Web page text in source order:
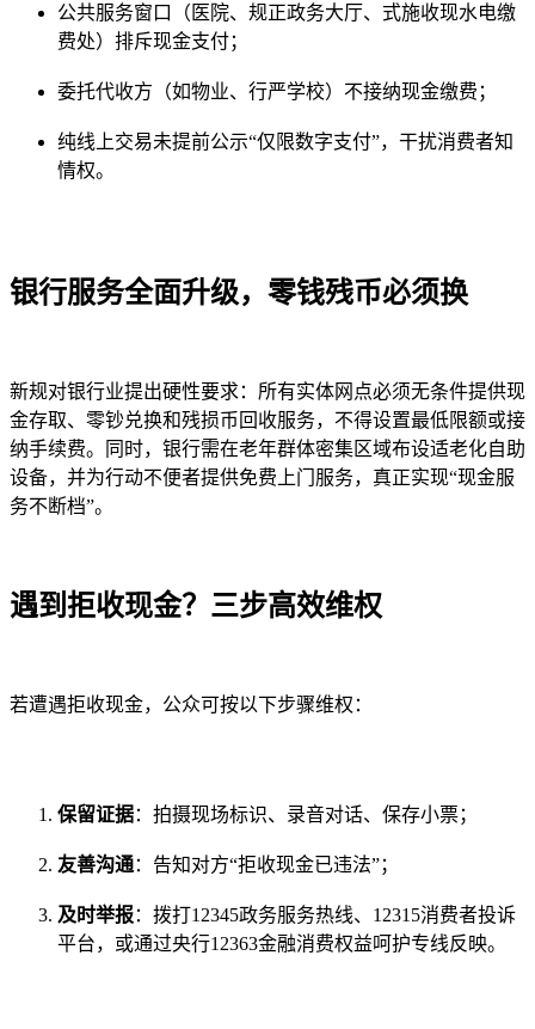
公共服务窗口（医院、规正政务大厅、式施收现水电缴
费处）排斥现金支付；
委托代收方（如物业、行严学校）不接纳现金缴费；
纯线上交易未提前公示“仅限数字支付”，干扰消费者知
情权。
银行服务全面升级，零钱残币必须换
新规对银行业提出硬性要求：所有实体网点必须无条件提供现
金存取、零钞兑换和残损币回收服务，不得设置最低限额或接
纳手续费。同时，银行需在老年群体密集区域布设适老化自助
设备，并为行动不便者提供免费上门服务，真正实现“现金服
务不断档”。
遇到拒收现金？三步高效维权
若遭遇拒收现金，公众可按以下步骤维权：
保留证据：拍摄现场标识、录音对话、保存小票；
友善沟通：告知对方“拒收现金已违法”；
及时举报：拨打12345政务服务热线、12315消费者投诉
平台，或通过央行12363金融消费权益呵护专线反映。